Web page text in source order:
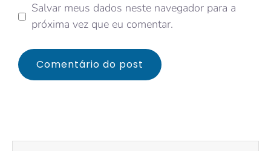
Salvar meus dados neste navegador para a
próxima vez que eu comentar.